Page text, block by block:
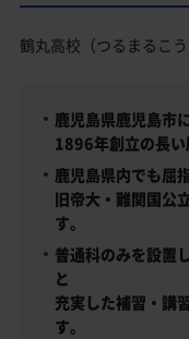
鶴丸高校（つるまるこう
鹿児島県鹿児島市
1896年創立の長い
鹿児島県内でも屈
旧帝大・難関国公
す。
普通科のみを設置
と
充実した補習・講
す。